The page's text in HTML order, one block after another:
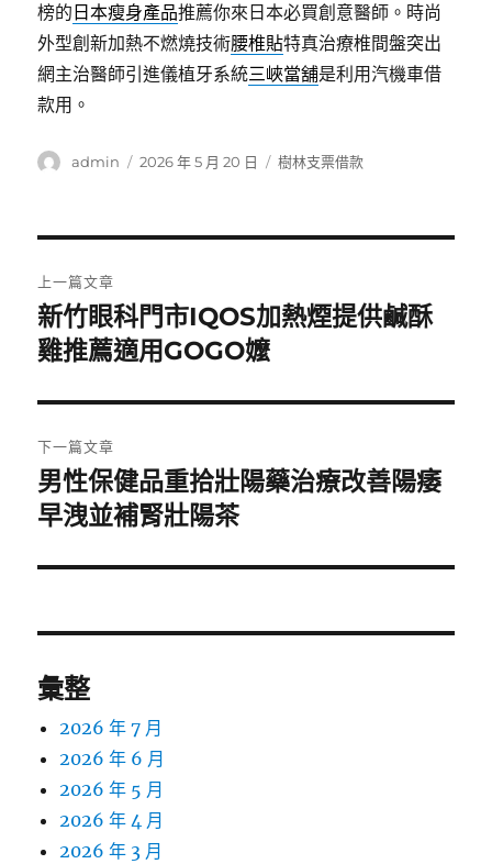
榜的 日本瘦身產品推薦你來日本必買創意醫師。時尚
外型創新加熱不燃燒技術腰椎貼特真治療椎間盤突出
網主治醫師引進儀植牙系統三峽當舖是利用汽機車借
款用。
作
admin
發
2026 年 5 月 20 日
分
樹林支票借款
章
導
覽
上一篇文章
上
一
文
章:
新竹眼科門市IQOS加熱煙提供鹹酥
雞推薦適用GOGO嬤
下一篇文章
下
一
文
男性保健品重拾壯陽藥治療改善陽痿
早洩並補腎壯陽茶
彙整
2026 年 7 月
2026 年 6 月
2026 年 5 月
2026 年 4 月
2026 年 3 月